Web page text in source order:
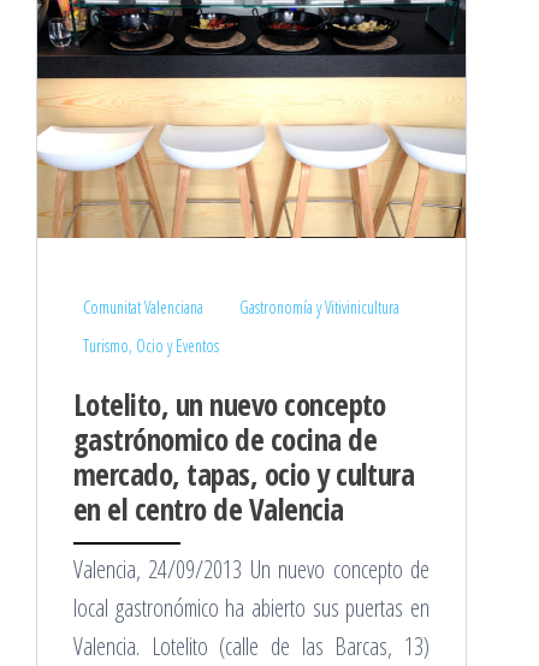
Comunitat Valenciana
Gastronomía y Vitivinicultura
Turismo, Ocio y Eventos
Lotelito, un nuevo concepto
gastrónomico de cocina de
mercado, tapas, ocio y cultura
en el centro de Valencia
Valencia, 24/09/2013 Un nuevo concepto de
local gastronómico ha abierto sus puertas en
Valencia. Lotelito (calle de las Barcas, 13)